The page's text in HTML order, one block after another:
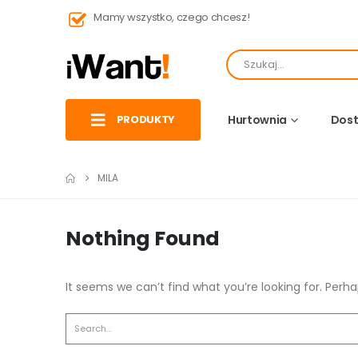
Mamy wszystko, czego chcesz!
PRODUKTY Hurtownia
MILA
Nothing Found
It seems we can’t find what you’re looking for.